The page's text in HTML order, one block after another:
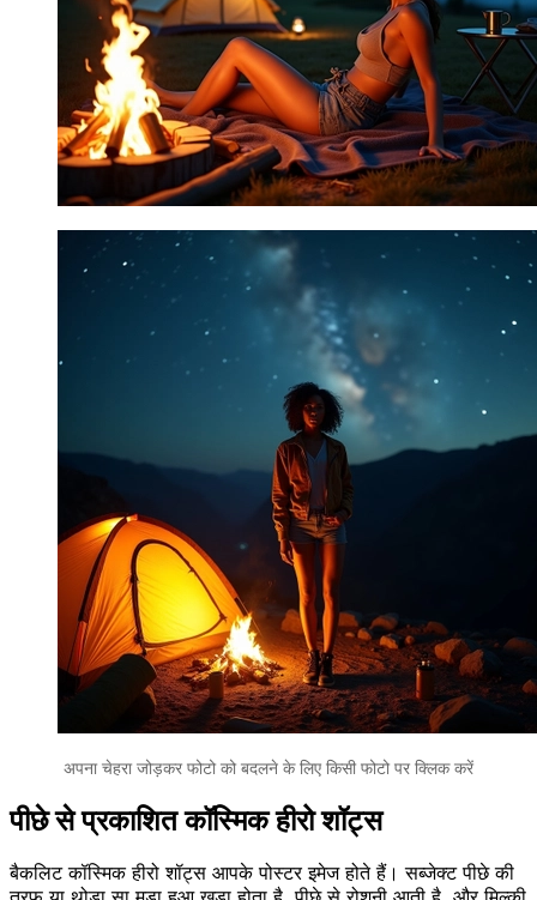
अपना चेहरा जोड़कर फोटो को बदलने के लिए किसी फोटो पर क्लिक करें
पीछे से प्रकाशित कॉस्मिक हीरो शॉट्स
बैकलिट कॉस्मिक हीरो शॉट्स आपके पोस्टर इमेज होते हैं। सब्जेक्ट पीछे की
वे या ऑरोरा फ़्रेम की तरह काम करते हैं। इस तरह की इमेज का प्रभाव बेहद
ज़बरदस्त होता है। यह व्यक्ति को हद से ज़्यादा प्रभावशाली और बड़ा दिखाती
है। यह एआई के लिए भी बहुत अच्छा काम करती है क्योंकि सिल्हूट सरल और
आसानी से समझ में आने वाला होता है।